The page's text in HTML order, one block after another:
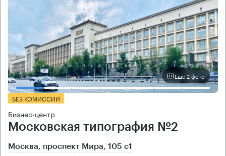
Еще 2 фото
БЕЗ КОМИССИИ
Бизнес-центр
Московская типография №2
Москва, проспект Мира, 105 с1